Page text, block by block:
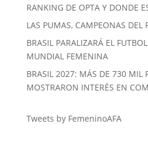
RANKING DE OPTA Y DONDE
LAS PUMAS, CAMPEONAS
BRASIL PARALIZARÁ EL
MUNDIAL FEMENINA
BRASIL 2027: MÁS DE 730 MIL
MOSTRARON INTERÉS EN
Tweets by FemeninoAFA